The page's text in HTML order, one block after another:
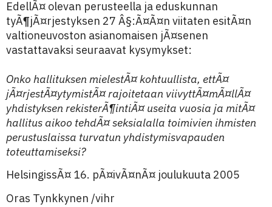
EdellÃ¤ olevan perusteella ja eduskunnan
tyÃ¶jÃ¤rjestyksen 27 Â§:Ã¤Ã¤n viitaten esitÃ¤n
valtioneuvoston asianomaisen jÃ¤senen
vastattavaksi seuraavat kysymykset:
Onko hallituksen mielestÃ¤ kohtuullista, ettÃ¤
jÃ¤rjestÃ¤ytymistÃ¤ rajoitetaan viivyttÃ¤mÃ¤llÃ¤
yhdistyksen rekisterÃ¶intiÃ¤ useita vuosia ja mitÃ¤
hallitus aikoo tehdÃ¤ seksialalla toimivien ihmisten
perustuslaissa turvatun yhdistymisvapauden
toteuttamiseksi?
HelsingissÃ¤ 16. pÃ¤ivÃ¤nÃ¤ joulukuuta 2005
Oras Tynkkynen /vihr